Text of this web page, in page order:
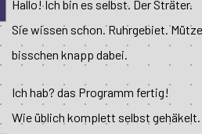
Hallo! Ich bin es selbst. Der Sträter.
Sie wissen schon. Ruhrgebiet.
bisschen knapp dabei.
Ich hab? das Programm fertig!
Wie üblich komplett selbst gehäkelt.